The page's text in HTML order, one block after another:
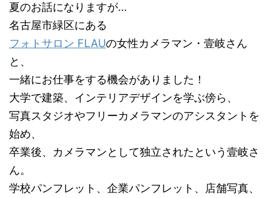
夏のお話になりますが…
名古屋市緑区にある
フォトサロン FLAUの女性カメラマン・壹岐さん
と、
一緒にお仕事をする機会がありました！
大学で建築、インテリアデザインを学ぶ傍ら、
写真スタジオやフリーカメラマンのアシスタントを
始め、
卒業後、カメラマンとして独立されたという壹岐さ
ん。
学校パンフレット、企業パンフレット、店舗写真、